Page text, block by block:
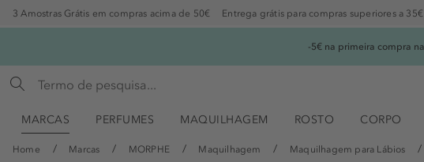
3 Amostras Grátis em compras acima de 50€ Entrega grátis para compras superiores a 35€
-5€ na primeira compra
MARCAS PERFUMES MAQUILHAGEM ROSTO CORPO
Home Marcas MORPHE Maquilhagem Maquilhagem para Lábios